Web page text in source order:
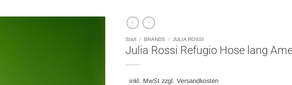
Start / BRANDS / JULIA ROSSI
Julia Rossi Refugio Hose lang
inkl. MwSt zzgl. Versandkosten